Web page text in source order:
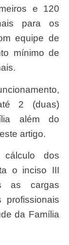
e 120
para os
equipe de
mínimo de
2 (duas)
além do
artigo.
dos
o inciso III
as cargas
da Família